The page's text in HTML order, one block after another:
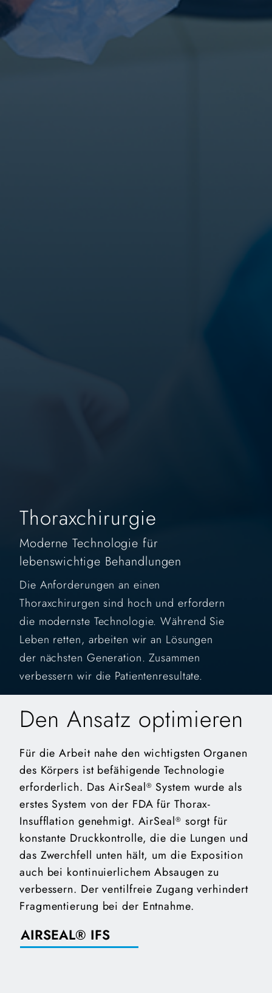
Thoraxchirurgie
Moderne Technologie für
lebenswichtige Behandlungen
Die Anforderungen an einen
Thoraxchirurgen sind hoch und erfordern
die modernste Technologie. Während Sie
Leben retten, arbeiten wir an Lösungen
der nächsten Generation. Zusammen
verbessern wir die Patientenresultate.
Den Ansatz optimieren
Für die Arbeit nahe den wichtigsten Organen
des Körpers ist befähigende Technologie
erforderlich. Das AirSeal® System wurde als
erstes System von der FDA für Thorax-
Insufflation genehmigt. AirSeal® sorgt für
konstante Druckkontrolle, die die Lungen und
das Zwerchfell unten hält, um die Exposition
auch bei kontinuierlichem Absaugen zu
verbessern. Der ventilfreie Zugang verhindert
Fragmentierung bei der Entnahme.
AIRSEAL® IFS